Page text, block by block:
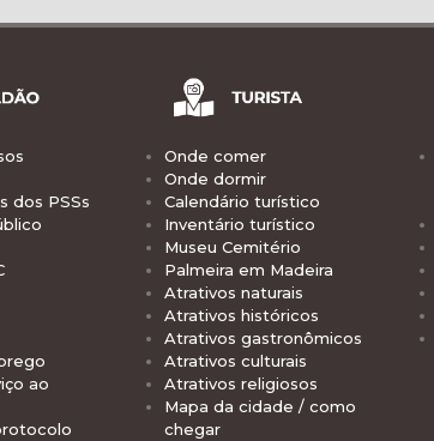
dos PSSs
ao
Onde comer
Onde dormir
Calendário turístico
Inventário turístico
Museu Cemitério
Palmeira em Madeira
Atrativos naturais
Atrativos históricos
Atrativos gastronômicos
Atrativos culturais
Atrativos religiosos
Mapa da cidade / como
chegar